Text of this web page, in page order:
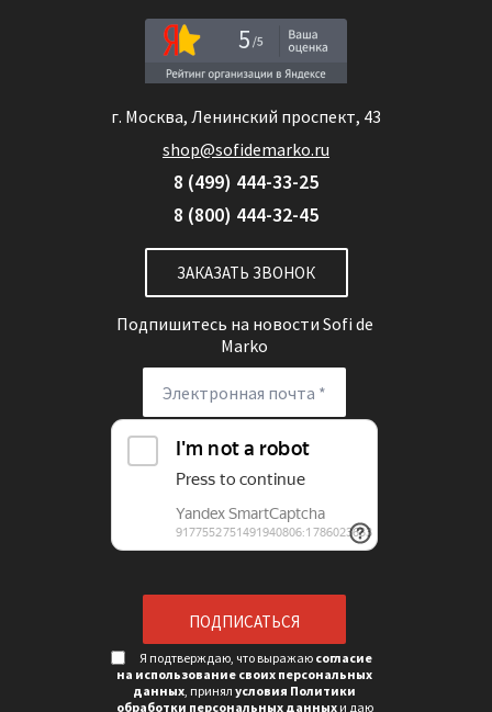
5
г. Москва, Ленинский проспект, 43
shop@sofidemarko.ru
8 (499) 444-33-25
8 (800) 444-32-45
ЗАКАЗАТЬ ЗВОНОК
Подпишитесь на новости Sofi de
Marko
Я подтверждаю, что выражаю согласие
на использование своих персональных
данных, принял условия Политики
обработки персональных данныхи даю